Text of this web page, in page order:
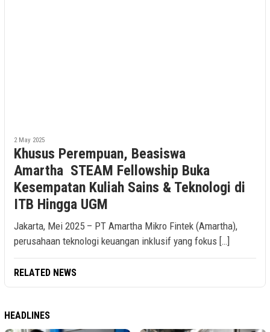
2 May 2025
Khusus Perempuan, Beasiswa
Amartha STEAM Fellowship Buka
Kesempatan Kuliah Sains & Teknologi di
ITB Hingga UGM
Jakarta, Mei 2025 – PT Amartha Mikro Fintek (Amartha),
perusahaan teknologi keuangan inklusif yang fokus […]
RELATED NEWS
HEADLINES